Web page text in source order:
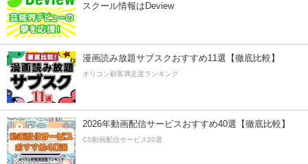
スクール情報はDeview
漫画読み放題サブスクおすすめ11選【徹底比較】
オリコン顧客満足度ランキング
2026年動画配信サービスおすすめ40選【徹底比較】
CS動画配信サービス20選